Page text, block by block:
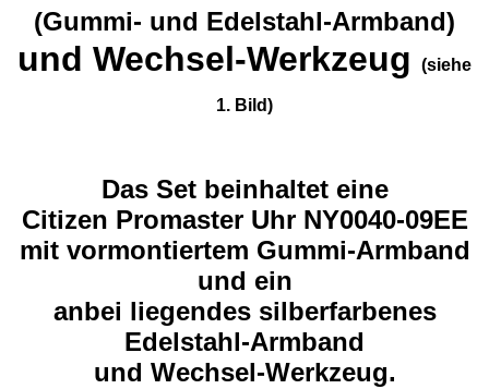
(Gummi- und Edelstahl-Armband)
und Wechsel-Werkzeug (siehe
1. Bild)
Das Set beinhaltet eine
Citizen Promaster Uhr NY0040-09EE
mit vormontiertem Gummi-Armband
und ein
anbei liegendes silberfarbenes
Edelstahl-Armband
und Wechsel-Werkzeug.